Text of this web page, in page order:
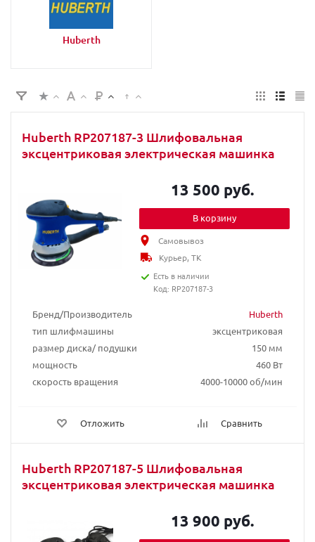
Huberth
Huberth RP207187-3 Шлифовальная
эксцентриковая электрическая машинка
Бренд/Производитель
Huberth
тип шлифмашины
эксцентриковая
размер диска/ подушки
150 мм
мощность
460 Вт
скорость вращения
4000-10000 об/мин
Отложить Сравнить
13 500 руб.
В корзину
Самовывоз
Курьер, ТК
Есть в наличии
Код: RP207187-3
Huberth RP207187-5 Шлифовальная
эксцентриковая электрическая машинка
13 900 руб.